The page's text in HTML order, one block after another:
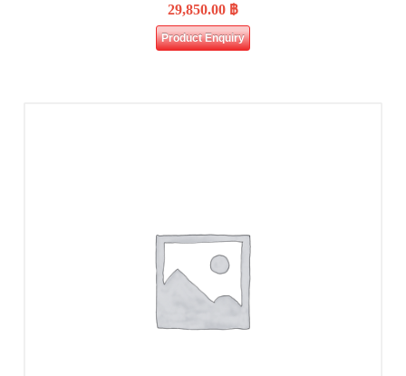
29,850.00 ฿
Product Enquiry